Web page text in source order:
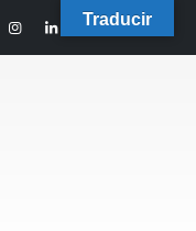
Traducir